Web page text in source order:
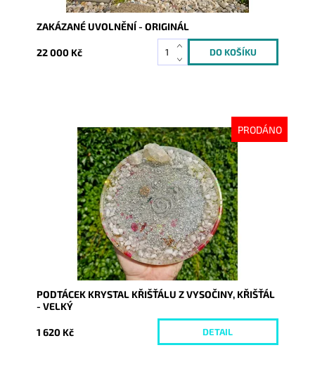
ZAKÁZANÉ UVOLNĚNÍ - ORIGINÁL
22 000 Kč
PRODÁNO
Dostupnost:
Vyprodáno
10291
PODTÁCEK KRYSTAL KŘIŠŤÁLU Z VYSOČINY, KŘIŠŤÁL
- VELKÝ
1 620 Kč DETAIL